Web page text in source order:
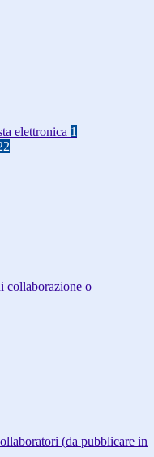
elettronica 1
collaborazione o
(da pubblicare in